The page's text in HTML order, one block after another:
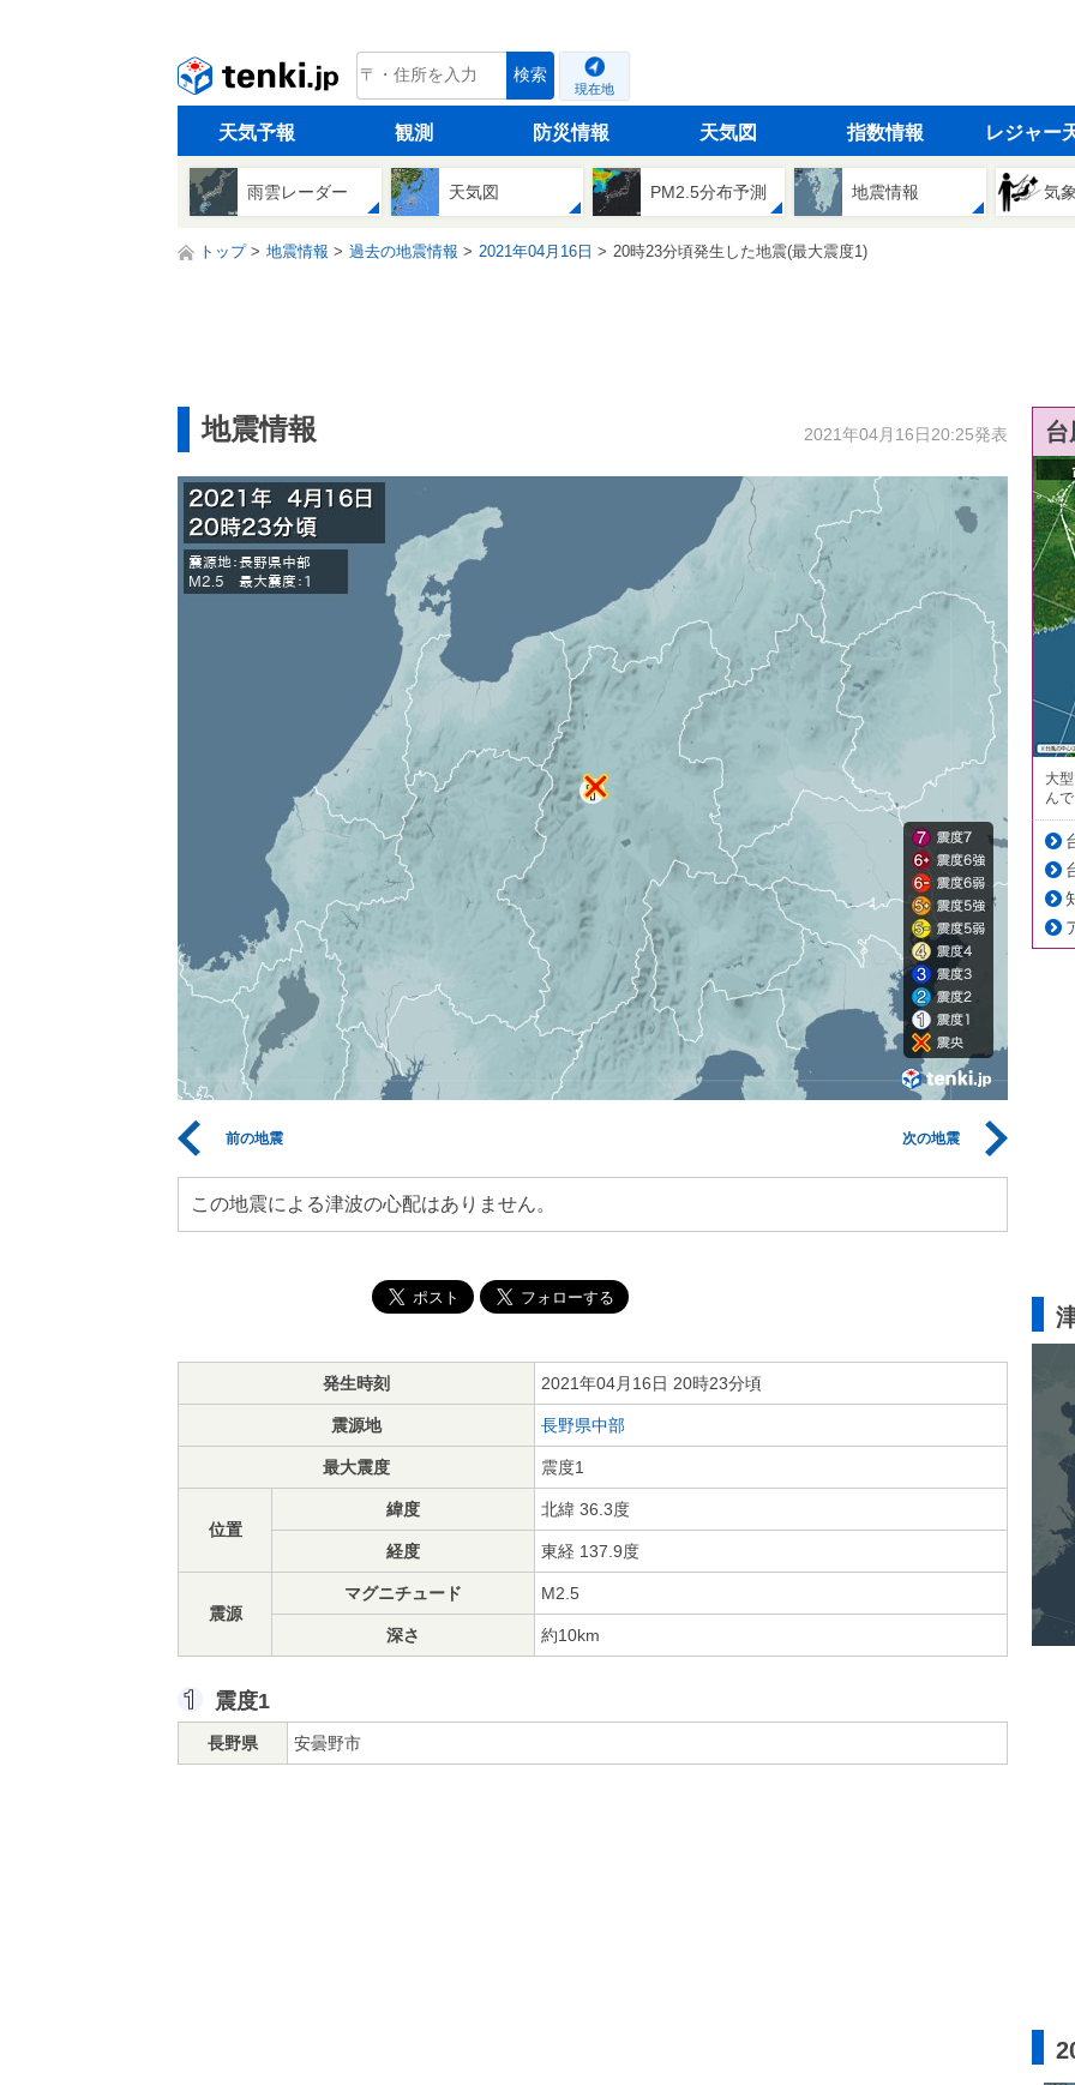
tenki.jp 検索
現在地
天気予報 観測 防災情報 天気図 指数情報 レジャー
雨雲レーダー 天気図 PM2.5分布予測 地震情報 気
トップ 地震情報 過去の地震情報 2021年04月16日 20時23分頃発生した地震(最大震度1)
地震情報 2021年04月16日20:25発表
前の地震 次の地震
この地震による津波の心配はありません。
発生時刻 2021年04月16日 20時23分頃
震源地 長野県中部
最大震度 震度1
位置
緯度 北緯 36.3度
経度 東経 137.9度
震源
マグニチュード M2.5
深さ 約10km
震度1
長野県 安曇野市
大
ん